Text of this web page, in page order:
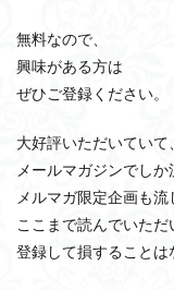
無料なので、
興味がある方は
ぜひご登録ください。
大好評いただいていて、
メールマガジンでしか
メルマガ限定企画も流
ここまで読んでいただ
登録して損することは